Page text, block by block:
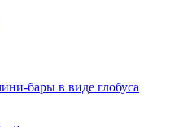
бары в виде глобуса